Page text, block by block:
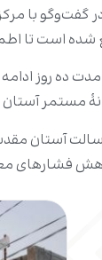
شده است
ده روز
مستمر
رسالت آستان
فشارهای